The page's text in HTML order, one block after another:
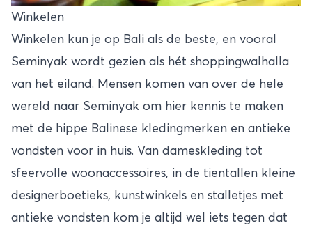
Winkelen
Winkelen kun je op Bali als de beste, en vooral
Seminyak wordt gezien als hét shoppingwalhalla
van het eiland. Mensen komen van over de hele
wereld naar Seminyak om hier kennis te maken
met de hippe Balinese kledingmerken en antieke
vondsten voor in huis. Van dameskleding tot
sfeervolle woonaccessoires, in de tientallen kleine
designerboetieks, kunstwinkels en stalletjes met
antieke vondsten kom je altijd wel iets tegen dat